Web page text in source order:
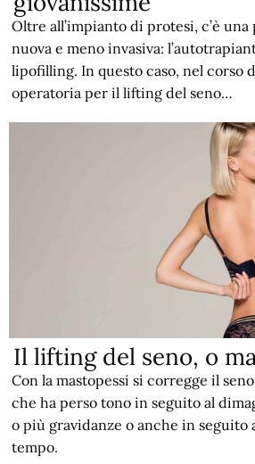
Oltre all’impianto di protesi, c’è
nuova e meno invasiva:
lipofilling. In questo caso, nel corso
operatoria per il lifting del seno…
Il lifting del seno, o
Con la mastopessi si corregge il
che ha perso tono in seguito al
o più gravidanze o anche in seguito
tempo.